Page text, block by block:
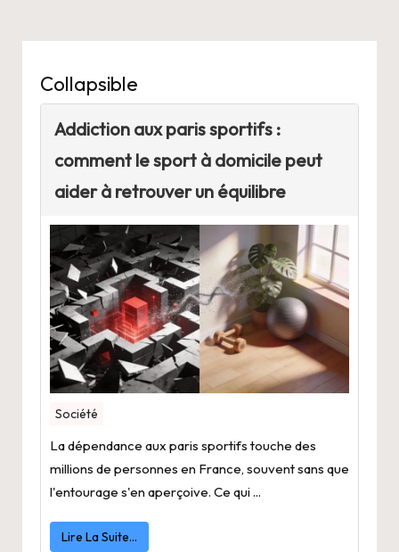
Collapsible
Addiction aux paris sportifs :
comment le sport à domicile peut
aider à retrouver un équilibre
Société
La dépendance aux paris sportifs touche des
millions de personnes en France, souvent sans que
l'entourage s'en aperçoive. Ce qui ...
Lire La Suite…